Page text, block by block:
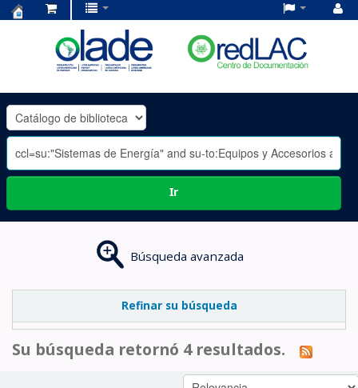
OLADE
-
Ir
Búsqueda avanzada
Refinar su búsqueda
Su búsqueda retornó 4 resultados.